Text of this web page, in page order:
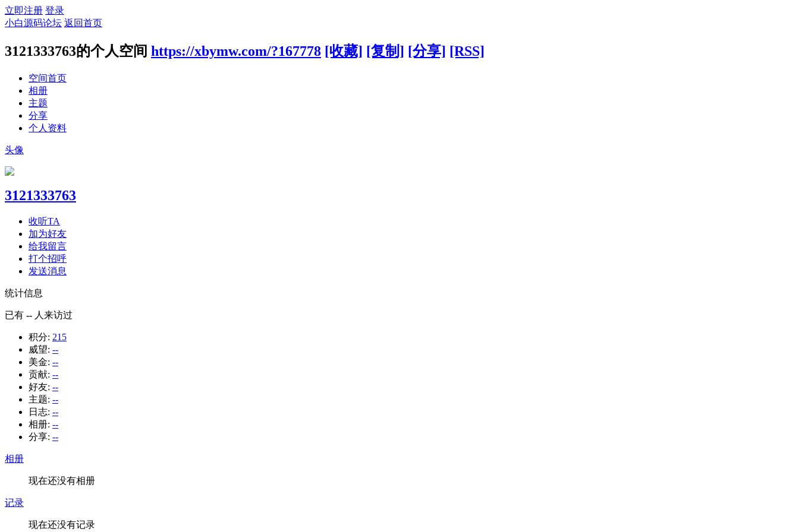
立即注册 登录
小白源码论坛 返回首页
3121333763的个人空间 https://xbymw.com/?167778 [收藏] [复制] [分享] [RSS]
空间首页
相册
主题
分享
个人资料
头像
3121333763
收听TA
加为好友
给我留言
打个招呼
发送消息
统计信息
已有 -- 人来访过
积分: 215
威望: --
美金: --
贡献: --
好友: --
主题: --
日志: --
相册: --
分享: --
相册
现在还没有相册
记录
现在还没有记录